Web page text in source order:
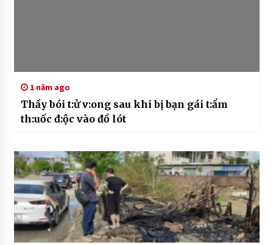
1 năm ago
Thầy bói t:ử v:ong sau khi bị bạn gái t:ẩm
th:uốc đ:ộc vào đồ lót